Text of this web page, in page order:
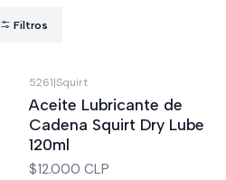
Filtros
5261|Squirt
Aceite Lubricante de
Cadena Squirt Dry Lube
120ml
$12.000 CLP